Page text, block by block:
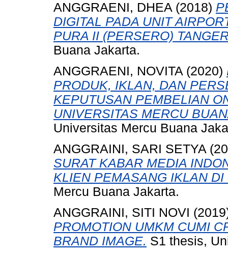
ANGGRAENI, DHEA (2018)
DIGITAL PADA UNIT
PURA II (PERSERO)
Buana Jakarta.
ANGGRAENI, NOVITA (2020)
PRODUK, IKLAN, DAN
KEPUTUSAN PEMBELIAN
UNIVERSITAS MERCU
Universitas Mercu Buana
ANGGRAINI, SARI SETYA
SURAT KABAR MEDIA
KLIEN PEMASANG IKLAN DI
Mercu Buana Jakarta.
ANGGRAINI, SITI NOVI
PROMOTION UMKM CUMI
BRAND IMAGE. S1 thesis,